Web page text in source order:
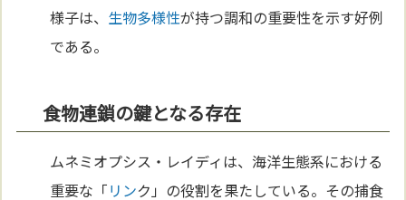
様子は、 生物多様性が持つ調和の重要性を示す好例
である。
食物連鎖の鍵となる存在
ムネミオプシス・レイディは、海洋生態系における
重要な「リンク」の役割を果たしている。その捕食